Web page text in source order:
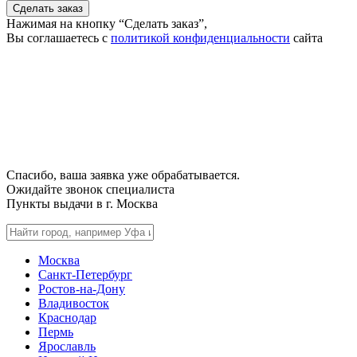
Сделать заказ
Нажимая на кнопку “Сделать заказ”,
Вы соглашаетесь с политикой конфиденциальности сайта
Спасибо, ваша заявка уже обрабатывается.
Ожидайте звонок специалиста
Пункты выдачи в г. Москва
Москва
Санкт-Петербург
Ростов-на-Дону
Владивосток
Краснодар
Пермь
Ярославль